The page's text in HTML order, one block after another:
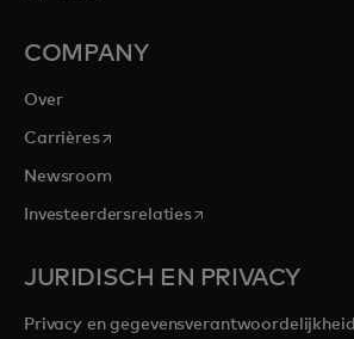
COMPANY
Over
Carrièresopens in a new tab
Newsroom
Investeerdersrelatiesopens in a new tab
JURIDISCH EN PRIVACY
Privacy en gegevensverantwoordelijkheid